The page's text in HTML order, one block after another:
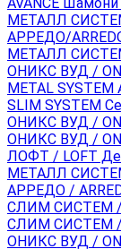
МЕТАЛЛ СИСТЕМ
АРРЕДО/
МЕТАЛЛ
ОНИКС ВУД /
METAL
SLIM SYSTEM
ОНИКС ВУД /
ОНИКС ВУД /
ЛОФТ / LOFT
МЕТАЛЛ СИСТЕМ
АРРЕДО /
СЛИМ СИСТЕМ /
СЛИМ СИСТЕМ /
ОНИКС ВУД /